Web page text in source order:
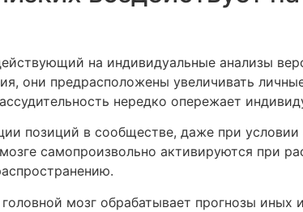
на индивидуальные анализы
они предрасположены увеличивать
нередко опережает
позиций в сообществе, даже при
самопроизвольно активируются при
мозг обрабатывает прогнозы иных